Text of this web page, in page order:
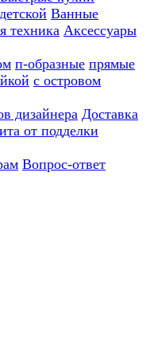
Ванные
техника Аксессуары
п-образные прямые
с островом
дизайнера Доставка
от подделки
Вопрос-ответ